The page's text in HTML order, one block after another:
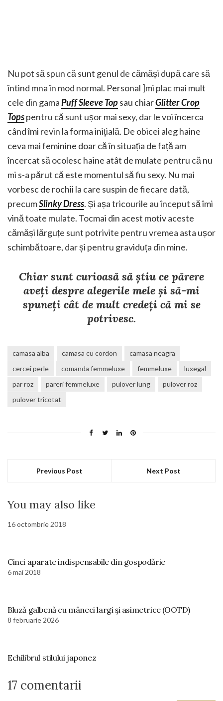
Nu pot să spun că sunt genul de cămăși după care să
întind mna în mod normal. Personal ]mi plac mai mult
cele din gamaPuff Sleeve Topsau chiarGlitter Crop
Topspentru că sunt ușor mai sexy, dar le voi încerca
când îmi revin la forma inițială. De obicei aleg haine
ceva mai feminine doar că în situația de față am
încercat să ocolesc haine atât de mulate pentru că nu
mi s-a părut că este momentul să fiu sexy. Nu mai
vorbesc de rochii la care suspin de fiecare dată,
precumSlinky Dress. Și așa tricourile au început să îmi
vină toate mulate. Tocmai din acest motiv aceste
cămăși lărguțe sunt potrivite pentru vremea asta ușor
schimbătoare, dar și pentru graviduța din mine.
Chiar sunt curioasă să știu ce părere
aveți despre alegerile mele și să-mi
spuneți cât de mult credeți că mi se
potrivesc.
camasa alba camasa cu cordon
camasa neagra
cercei perle
comanda femmeluxe femmeluxe
luxegal
par roz
pareri femmeluxe pulover lung
pulover roz
pulover tricotat
Previous Post Next Post
You may also like
16 octombrie 2018
Cinci aparate indispensabile din gospodărie
6 mai 2018
Bluză galbenă cu mâneci largi și asimetrice (OOTD)
8 februarie 2026
Echilibrul stilului japonez
17 comentarii